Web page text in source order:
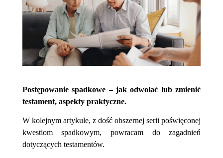
Postępowanie spadkowe – jak odwołać lub zmienić
testament, aspekty praktyczne.
W kolejnym artykule, z dość obszernej serii poświęconej
kwestiom spadkowym, powracam do zagadnień
dotyczących testamentów.